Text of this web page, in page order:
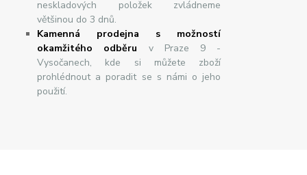
neskladových položek zvládneme
většinou do 3 dnů.
Kamenná prodejna s možností
okamžitého odběru v Praze 9 -
Vysočanech, kde si můžete zboží
prohlédnout a poradit se s námi o jeho
použití.